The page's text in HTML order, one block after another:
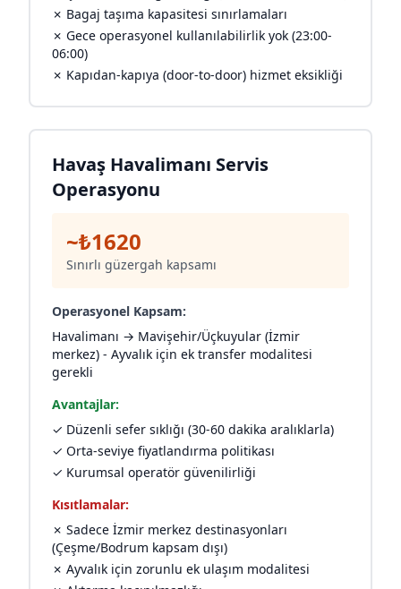
✗ Bagaj taşıma kapasitesi sınırlamaları
✗ Gece operasyonel kullanılabilirlik yok (23:00-
06:00)
✗ Kapıdan-kapıya (door-to-door) hizmet eksikliği
Havaş Havalimanı Servis
Operasyonu
~₺1620
Sınırlı güzergah kapsamı
Operasyonel Kapsam:
Havalimanı → Mavişehir/Üçkuyular (İzmir
merkez) - Ayvalık için ek transfer modalitesi
gerekli
Avantajlar:
✓ Düzenli sefer sıklığı (30-60 dakika aralıklarla)
✓ Orta-seviye fiyatlandırma politikası
✓ Kurumsal operatör güvenilirliği
Kısıtlamalar:
✗ Sadece İzmir merkez destinasyonları
(Çeşme/Bodrum kapsam dışı)
✗ Ayvalık için zorunlu ek ulaşım modalitesi